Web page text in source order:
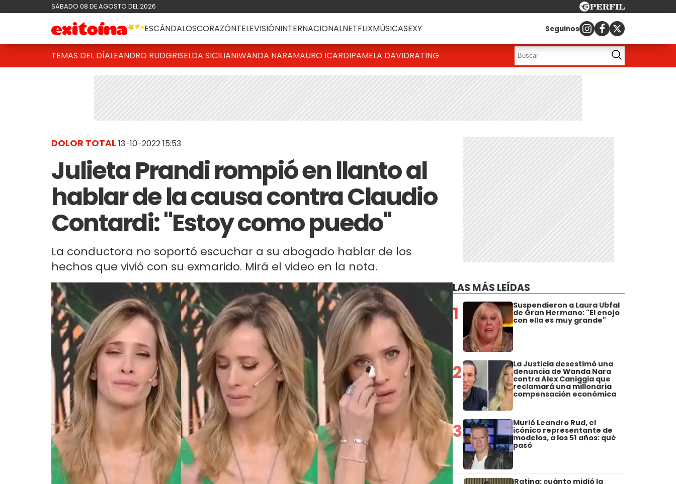
SÁBADO 08 DE AGOSTO DEL 2026
ESCÁNDALOSCORAZÓNTELEVISIÓNINTERNACIONALNETFLIXMÚSICASEXY Seguinos
TEMAS DEL DÍALEANDRO RUDGRISELDA SICILIANIWANDA NARAMAURO ICARDIPAMELA DAVIDRATING
DOLOR TOTAL 13-10-2022 15:53
Julieta Prandi rompió en llanto al
hablar de la causa contra Claudio
Contardi: "Estoy como puedo"
La conductora no soportó escuchar a su abogado hablar de los
hechos que vivió con su exmarido. Mirá el video en la nota.
LAS MÁS LEÍDAS
1 Suspendieron a Laura Ubfal
de Gran Hermano: "El enojo
con ella es muy grande"
2 La Justicia desestimó una
denuncia de Wanda Nara
contra Alex Caniggia que
reclamará una millonaria
compensación económica
3 Murió Leandro Rud, el
icónico representante de
modelos, a los 51 años: qué
pasó
Rating: cuánto midió la